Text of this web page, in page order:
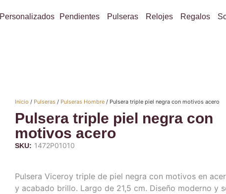
Personalizados Pendientes Pulseras Relojes Regalos
Inicio / Pulseras / Pulseras Hombre / Pulsera triple piel negra con motivos acero
Pulsera triple piel negra con
motivos acero
SKU: 1472P01010
Pulsera Viceroy triple de piel negra con motivos en
y acabado brillo. Largo de 21,5 cm. Diseño moderno y